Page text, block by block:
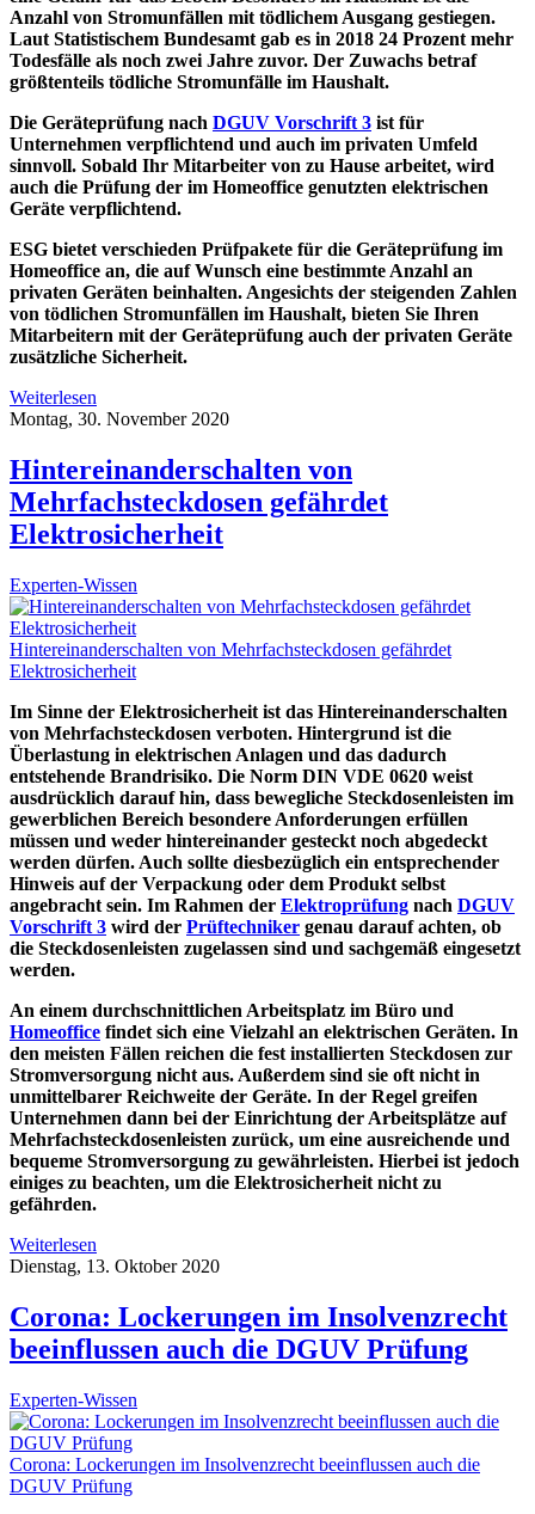
Anzahl von Stromunfällen mit tödlichem Ausgang gestiegen.
Laut Statistischem Bundesamt gab es in 2018 24 Prozent mehr
Todesfälle als noch zwei Jahre zuvor. Der Zuwachs betraf
größtenteils tödliche Stromunfälle im Haushalt.
Die Geräteprüfung nach DGUV Vorschrift 3 ist für
Unternehmen verpflichtend und auch im privaten Umfeld
sinnvoll. Sobald Ihr Mitarbeiter von zu Hause arbeitet, wird
auch die Prüfung der im Homeoffice genutzten elektrischen
Geräte verpflichtend.
ESG bietet verschieden Prüfpakete für die Geräteprüfung im
Homeoffice an, die auf Wunsch eine bestimmte Anzahl an
privaten Geräten beinhalten. Angesichts der steigenden Zahlen
von tödlichen Stromunfällen im Haushalt, bieten Sie Ihren
Mitarbeitern mit der Geräteprüfung auch der privaten Geräte
zusätzliche Sicherheit.
Weiterlesen
Montag, 30. November 2020
Hintereinanderschalten von
Mehrfachsteckdosen gefährdet
Elektrosicherheit
Experten-Wissen
Hintereinanderschalten von Mehrfachsteckdosen gefährdet
Elektrosicherheit
Im Sinne der Elektrosicherheit ist das Hintereinanderschalten
von Mehrfachsteckdosen verboten. Hintergrund ist die
Überlastung in elektrischen Anlagen und das dadurch
entstehende Brandrisiko. Die Norm DIN VDE 0620 weist
ausdrücklich darauf hin, dass bewegliche Steckdosenleisten im
gewerblichen Bereich besondere Anforderungen erfüllen
müssen und weder hintereinander gesteckt noch abgedeckt
werden dürfen. Auch sollte diesbezüglich ein entsprechender
Hinweis auf der Verpackung oder dem Produkt selbst
angebracht sein. Im Rahmen der Elektroprüfung nach DGUV
Vorschrift 3 wird der Prüftechniker genau darauf achten, ob
die Steckdosenleisten zugelassen sind und sachgemäß eingesetzt
werden.
An einem durchschnittlichen Arbeitsplatz im Büro und
Homeoffice findet sich eine Vielzahl an elektrischen Geräten. In
den meisten Fällen reichen die fest installierten Steckdosen zur
Stromversorgung nicht aus. Außerdem sind sie oft nicht in
unmittelbarer Reichweite der Geräte. In der Regel greifen
Unternehmen dann bei der Einrichtung der Arbeitsplätze auf
Mehrfachsteckdosenleisten zurück, um eine ausreichende und
bequeme Stromversorgung zu gewährleisten. Hierbei ist jedoch
einiges zu beachten, um die Elektrosicherheit nicht zu
gefährden.
Weiterlesen
Dienstag, 13. Oktober 2020
Corona: Lockerungen im Insolvenzrecht
beeinflussen auch die DGUV Prüfung
Experten-Wissen
Corona: Lockerungen im Insolvenzrecht beeinflussen auch die
DGUV Prüfung